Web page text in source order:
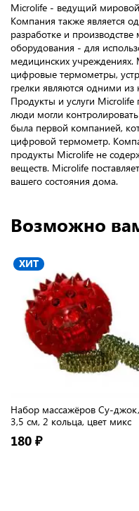
Microlife - ведущий
Компания также является
разработке и производстве
оборудования - для
медицинских учреждениях.
цифровые термометры,
грелки являются одними
Продукты и услуги Microlife
люди могли
была первой компанией,
цифровой термометр.
продукты Microlife не
веществ. Microlife
вашего состояния дома.
Возможно
ХИТ
Набор массажёров Су-джок,
3,5 см, 2 кольца, цвет микс
180 ₽